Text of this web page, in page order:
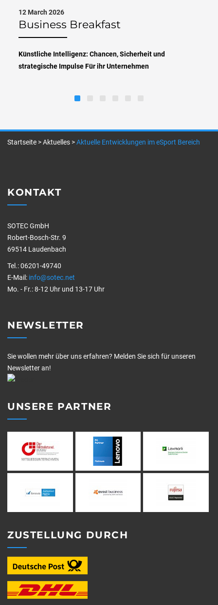
12 March 2026
Business Breakfast
Künstliche Intelligenz: Chancen, Sicherheit und
strategische Impulse Für ihr Unternehmen
Startseite >Aktuelles >Aktuelle Entwicklungen im eSport Bereich
KONTAKT
SOTEC GmbH
Robert-Bosch-Str. 9
69514 Laudenbach
Tel.: 06201-49740
E-Mail: info@sotec.net
Mo. - Fr.: 8-12 Uhr und 13-17 Uhr
NEWSLETTER
Sie wollen mehr über uns erfahren? Melden Sie sich für unseren
Newsletter an!
UNSERE PARTNER
ZUSTELLUNG DURCH